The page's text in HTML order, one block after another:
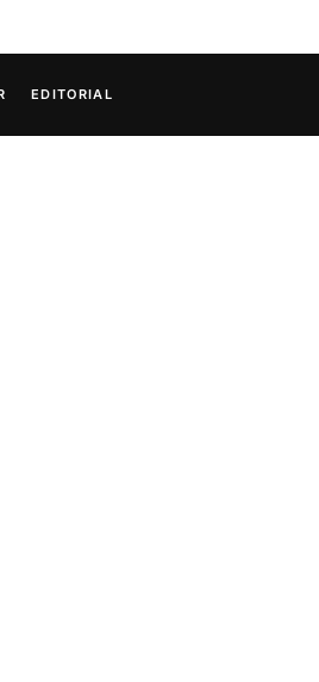
EDITORIAL